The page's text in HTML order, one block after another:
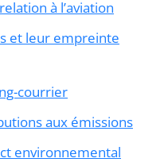
à l’aviation
et leur empreinte
courrier
aux émissions
environnemental